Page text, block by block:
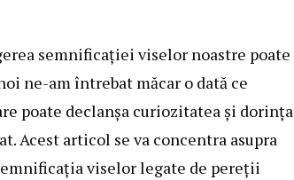
semnificației viselor noastre poate
ne-am întrebat măcar o dată ce
poate declanșa curiozitatea și dorința
Acest articol se va concentra asupra
viselor legate de pereții